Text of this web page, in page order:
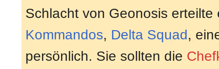
Schlacht von Geonosis
Kommandos, Delta Squad,
persönlich. Sie sollten die